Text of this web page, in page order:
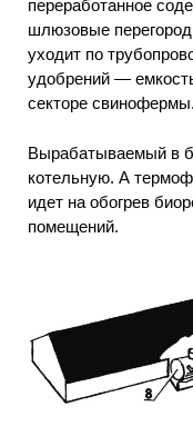
переработанное
шлюзовые
уходит по
удобрений —
секторе свинофермы.
Вырабатываемый в
котельную. А
идет на обогрев
помещений.